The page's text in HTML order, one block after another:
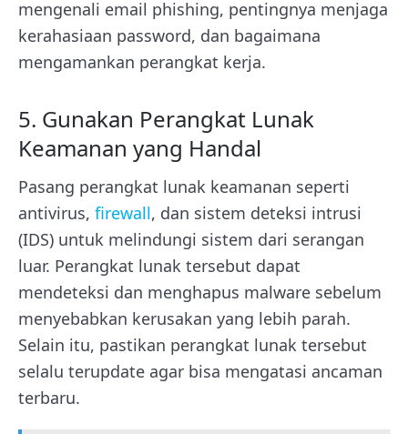
mengenali email phishing, pentingnya menjaga
kerahasiaan password, dan bagaimana
mengamankan perangkat kerja.
5. Gunakan Perangkat Lunak
Keamanan yang Handal
Pasang perangkat lunak keamanan seperti
antivirus, firewall, dan sistem deteksi intrusi
(IDS) untuk melindungi sistem dari serangan
luar. Perangkat lunak tersebut dapat
mendeteksi dan menghapus malware sebelum
menyebabkan kerusakan yang lebih parah.
Selain itu, pastikan perangkat lunak tersebut
selalu terupdate agar bisa mengatasi ancaman
terbaru.